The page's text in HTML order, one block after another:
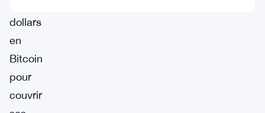
dollars
en
Bitcoin
pour
couvrir